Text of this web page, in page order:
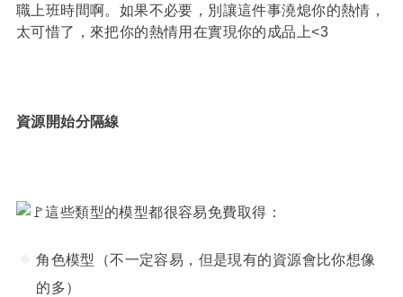
職上班時間啊。如果不必要，別讓這件事澆熄你的熱情，
太可惜了，來把你的熱情用在實現你的成品上<3
資源開始分隔線
這些類型的模型都很容易免費取得：
角色模型（不一定容易，但是現有的資源會比你想像
的多）